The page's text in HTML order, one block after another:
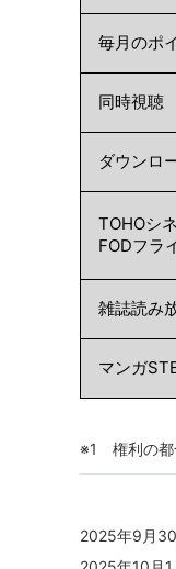
毎月のポ
同時視聴
ダウンロ
TOHOシ
FODフラ
雑誌読み
マンガ
※1 権利の都
2025年9月30